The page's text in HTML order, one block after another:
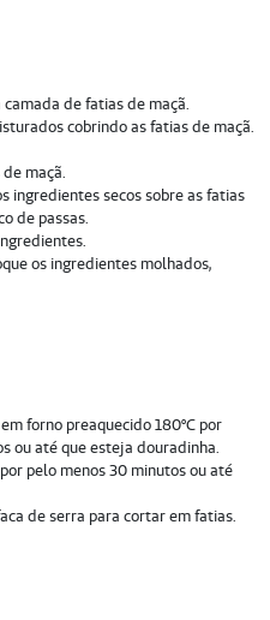
de fatias de maçã.
cobrindo as fatias de maçã.
maçã.
ingredientes secos sobre as fatias
de passas.
os ingredientes molhados,
forno preaquecido 180ºC por
ou até que esteja douradinha.
pelo menos 30 minutos ou até
de serra para cortar em fatias.